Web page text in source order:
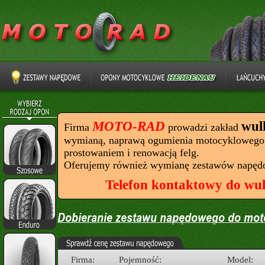
FirmaMOTO-RAD prowadzi zakład
wymianą, naprawą ogumienia
prostowaniem i renowacją felg.
Oferujemy również wymianę zestawów
Telefon kontaktowy do
Firma: Pojemność: Model: